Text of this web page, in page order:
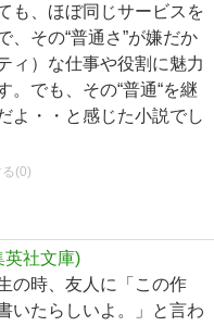
も、ほぼ同じサービスを
、その“普通さ”が嫌だか
ィ）な仕事や役割に魅力
。でも、その“普通“を継
よ・・と感じた小説でし
る(0)
英社文庫)
の時、友人に「この作
いたらしいよ。」と言わ